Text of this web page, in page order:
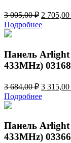
3 005,00₽
цена
005,00 ₽.
2 705,00
Подробнее
Панель Arlight
433MHz)
3 684,00₽
цена
684,00 ₽.
3 315,00
Подробнее
Панель Arlight
433MHz)